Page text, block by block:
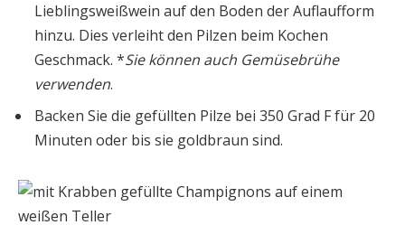
Lieblingsweißwein auf den Boden der Auflaufform
hinzu. Dies verleiht den Pilzen beim Kochen
Geschmack. *Sie können auch Gemüsebrühe
verwenden.
Backen Sie die gefüllten Pilze bei 350 Grad F für 20
Minuten oder bis sie goldbraun sind.